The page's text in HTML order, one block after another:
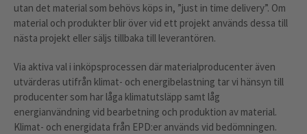
utan det material som behövs köps in, ”just in time delivery”. Om
material och produkter blir över vid ett projekt används dessa till
nästa projekt eller säljs tillbaka till leverantören.
Via aktiva val i inköpsprocessen där materialproducenter även
utvärderas utifrån klimat- och energibelastning tar vi hänsyn till
producenter som har låga klimatutsläpp samt låg
energianvändning vid bearbetning och produktion av material.
Klimat- och energidata från EPD:er används vid bedömningen.